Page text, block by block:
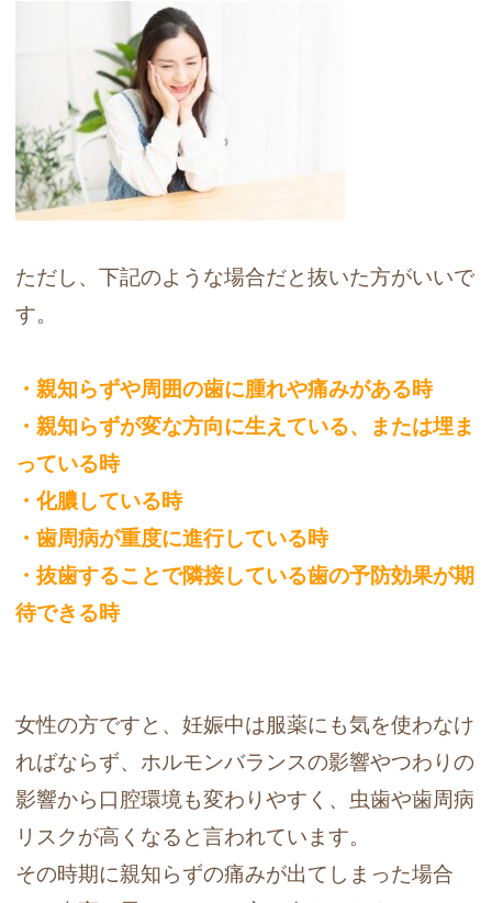
ただし、下記のような場合だと抜いた方がいいで
す。
・親知らずや周囲の歯に腫れや痛みがある時
・親知らずが変な方向に生えている、または埋ま
っている時
・化膿している時
・歯周病が重度に進行している時
・抜歯することで隣接している歯の予防効果が期
待できる時
女性の方ですと、妊娠中は服薬にも気を使わなけ
ればならず、ホルモンバランスの影響やつわりの
影響から口腔環境も変わりやすく、虫歯や歯周病
リスクが高くなると言われています。
その時期に親知らずの痛みが出てしまった場合